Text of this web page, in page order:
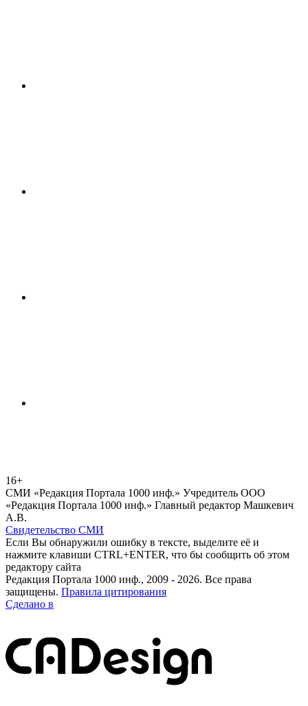
16+
СМИ «Редакция Портала 1000 инф.» Учредитель ООО
«Редакция Портала 1000 инф.» Главный редактор Машкевич
А.В.
Свидетельство СМИ
Если Вы обнаружили ошибку в тексте, выделите её и
нажмите клавиши CTRL+ENTER, что бы сообщить об этом
редактору сайта
Редакция Портала 1000 инф., 2009 - 2026. Все права
защищены. Правила цитирования
Сделано в